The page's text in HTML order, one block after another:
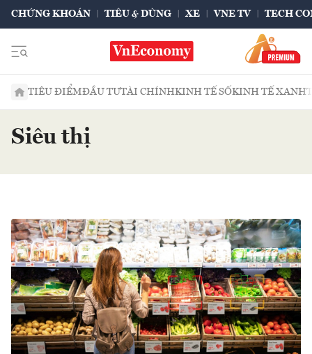
CHỨNG KHOÁN TIÊU & DÙNG XE VNE TV TECH
TIÊU ĐIỂMĐẦU TƯTÀI CHÍNHKINH TẾ SỐKINH TẾ XANH
Siêu thị